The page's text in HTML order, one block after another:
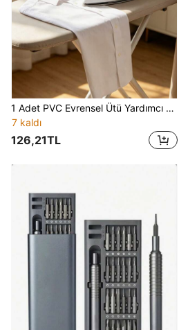
1 Adet PVC Evrensel Ütü Yardımcı Tabanlığı, PTFE Yanmaz Ütü Taban Kılıfı, Giysi Koruyucu Ütü Makinesi Taban Kılıfı, Ev Tipi Buharlı Ütü Aksesuarlarıyla
7 kaldı
126,21TL